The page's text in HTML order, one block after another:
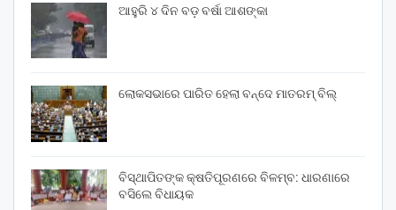
ଆହୁରି ୪ ଦିନ ବଡ଼ ବର୍ଷା ଆଶଙ୍କା
ଲୋକସଭାରେ ପାରିତ ହେଲା ବନ୍ଦେ ମାତରମ୍‌ ବିଲ୍‌
ବିସ୍ଥାପିତଙ୍କ କ୍ଷତିପୂରଣରେ ବିଳମ୍ବ: ଧାରଣାରେ
ବସିଲେ ବିଧାୟକ